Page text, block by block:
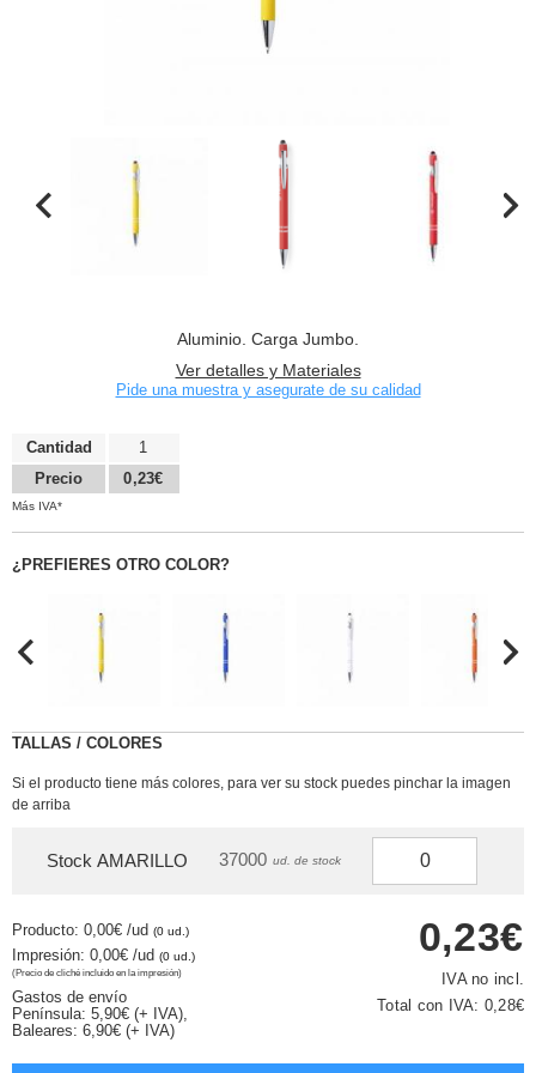
Aluminio. Carga Jumbo.
Ver detalles y Materiales
Pide una muestra y asegurate de su calidad
Cantidad
Precio
1
0,23€
Más IVA*
¿PREFIERES OTRO COLOR?
TALLAS / COLORES
Si el producto tiene más colores, para ver su stock puedes pinchar la imagen
de arriba
Stock AMARILLO 37000 ud. de stock
Producto: 0,00€ /ud (0 ud.)
Impresión: 0,00€ /ud (0 ud.)
(Precio de cliché incluido en la impresión)
Gastos de envío
Península: 5,90€ (+ IVA),
Baleares: 6,90€ (+ IVA)
0,23€
IVA no incl.
Total con IVA: 0,28€